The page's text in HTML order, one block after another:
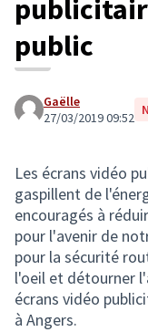
public
Gaëlle
27/03/2019 09:52
Les écrans vidéo
gaspillent de
encouragés à
pour l'avenir de
pour la sécurité
l'oeil et détourner
écrans vidéo
à Angers.